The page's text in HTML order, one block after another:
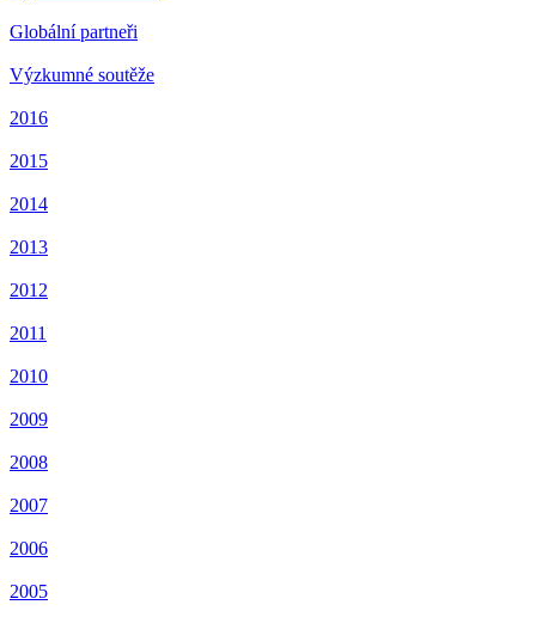
Globální partneři
Výzkumné soutěže
2016
2015
2014
2013
2012
2011
2010
2009
2008
2007
2006
2005